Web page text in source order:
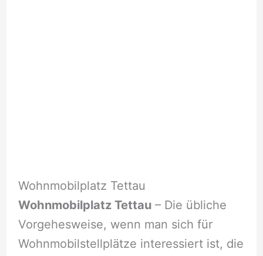
Wohnmobilplatz Tettau
Wohnmobilplatz Tettau– Die übliche
Vorgehesweise, wenn man sich für
Wohnmobilstellplätze interessiert ist, die